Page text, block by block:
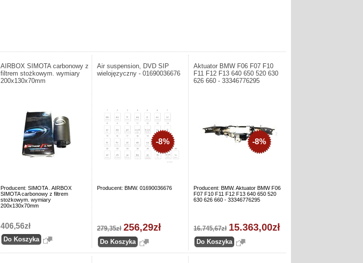
AIRBOX SIMOTA carbonowy z
filtrem stożkowym. wymiary
200x130x70mm
Producent: SIMOTA . AIRBOX
SIMOTA carbonowy z filtrem
stożkowym. wymiary
200x130x70mm
406,56zł
Air suspension, DVD SIP
wielojęzyczny - 01690036676
Producent: BMW. 01690036676
-8%
279,35zł 256,29zł
Aktuator BMW F06 F07 F10
F11 F12 F13 640 650 520 630
626 660 - 33346776295
Producent: BMW. Aktuator BMW F06
F07 F10 F11 F12 F13 640 650 520
630 626 660 - 33346776295
-8%
16.745,67zł 15.363,00zł